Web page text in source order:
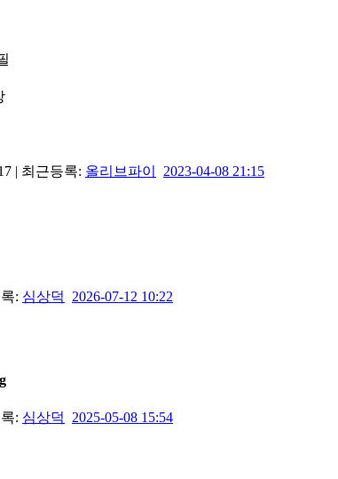
| 최근등록: 올리브파이 2023-04-08 21:15
: 심상덕 2026-07-12 10:22
: 심상덕 2025-05-08 15:54